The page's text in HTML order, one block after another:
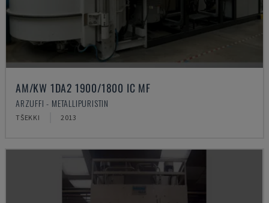
AM/KW 1DA2 1900/1800 IC MF
ARZUFFI - METALLIPURISTIN
TŠEKKI 2013